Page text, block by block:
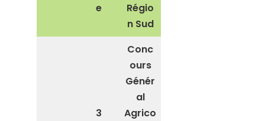
e
Régio
n Sud
3
Conc
ours
Génér
al
Agrico